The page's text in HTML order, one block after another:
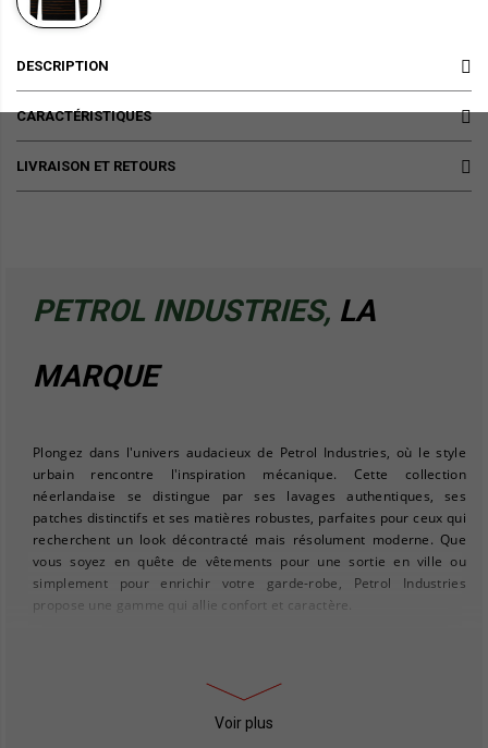
DESCRIPTION
CARACTÉRISTIQUES
LIVRAISON ET RETOURS
PETROL INDUSTRIES, LA
MARQUE
Plongez dans l'univers audacieux de Petrol Industries, où le style
urbain rencontre l'inspiration mécanique. Cette collection
néerlandaise se distingue par ses lavages authentiques, ses
patches distinctifs et ses matières robustes, parfaites pour ceux qui
recherchent un look décontracté mais résolument moderne. Que
vous soyez en quête de vêtements pour une sortie en ville ou
simplement pour enrichir votre garde-robe, Petrol Industries
propose une gamme qui allie confort et caractère.
nous vous invitons à explorer notre sélection de
idéaux pour compléter votre tenue avec une touche de
décontraction. Pour ceux qui préfèrent un style plus sportif, nos
Voir plus